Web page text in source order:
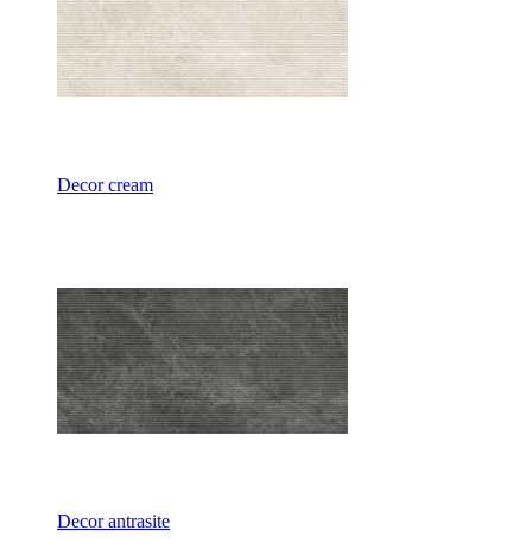
Decor cream
Decor antrasite